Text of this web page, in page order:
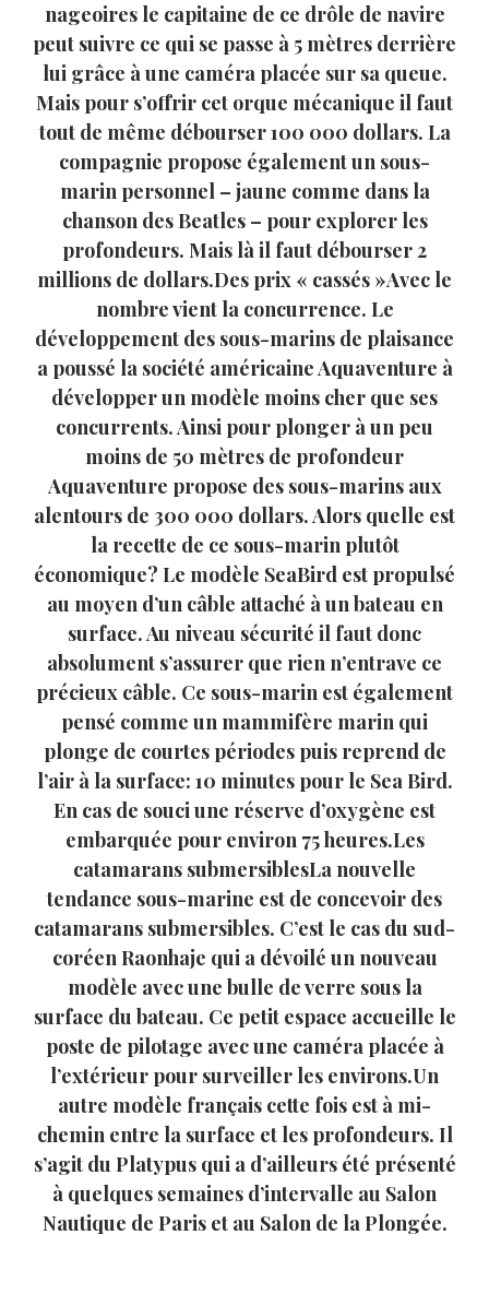
nageoires le capitaine de ce drôle de navire
peut suivre ce qui se passe à 5 mètres derrière
lui grâce à une caméra placée sur sa queue.
Mais pour s’offrir cet orque mécanique il faut
tout de même débourser 100 000 dollars. La
compagnie propose également un sous-
marin personnel – jaune comme dans la
chanson des Beatles – pour explorer les
profondeurs. Mais là il faut débourser 2
millions de dollars.Des prix « cassés »Avec le
nombre vient la concurrence. Le
développement des sous-marins de plaisance
a poussé la société américaine Aquaventure à
développer un modèle moins cher que ses
concurrents. Ainsi pour plonger à un peu
moins de 50 mètres de profondeur
Aquaventure propose des sous-marins aux
alentours de 300 000 dollars. Alors quelle est
la recette de ce sous-marin plutôt
économique? Le modèle SeaBird est propulsé
au moyen d’un câble attaché à un bateau en
surface. Au niveau sécurité il faut donc
absolument s’assurer que rien n’entrave ce
précieux câble. Ce sous-marin est également
pensé comme un mammifère marin qui
plonge de courtes périodes puis reprend de
l’air à la surface: 10 minutes pour le Sea Bird.
En cas de souci une réserve d’oxygène est
embarquée pour environ 75 heures.Les
catamarans submersiblesLa nouvelle
tendance sous-marine est de concevoir des
catamarans submersibles. C’est le cas du sud-
coréen Raonhaje qui a dévoilé un nouveau
modèle avec une bulle de verre sous la
surface du bateau. Ce petit espace accueille le
poste de pilotage avec une caméra placée à
l’extérieur pour surveiller les environs.Un
autre modèle français cette fois est à mi-
chemin entre la surface et les profondeurs. Il
s’agit du Platypus qui a d’ailleurs été présenté
à quelques semaines d’intervalle au Salon
Nautique de Paris et au Salon de la Plongée.